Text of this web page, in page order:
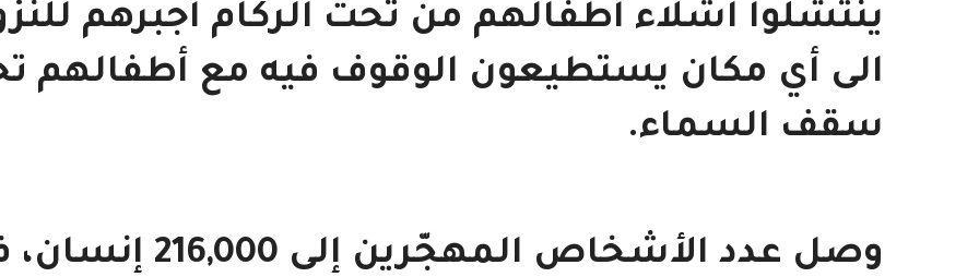
ينتشلوا اشلاء أطفالهم من تحت الركام أجبرهم
الى أي مكان يستطيعون الوقوف فيه مع أطفالهم
سقف السماء.
وصل عدد الأشخاص المهجّرين إلى